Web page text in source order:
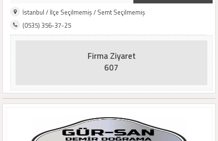
İstanbul / İlçe Seçilmemiş / Semt Seçilmemiş
(0535) 356-37-25
Firma Ziyaret
607